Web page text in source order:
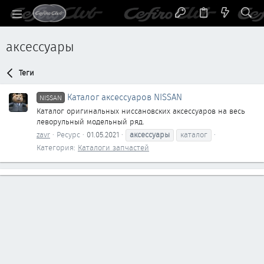
аксессуары
Теги
NISSAN Каталог аксессуаров NISSAN
Каталог оригинальных ниссановских аксессуаров на весь
леворульный модельный ряд.
zavr
Ресурс 01.05.2021 аксессуары
каталог
Категория: Каталоги запчастей